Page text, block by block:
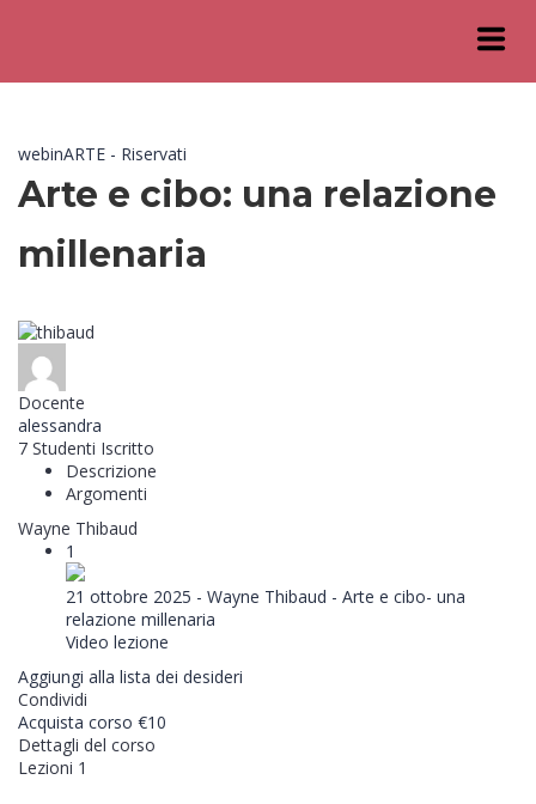
webinARTE - Riservati
Arte e cibo: una relazione
millenaria
Docente
alessandra
7 Studenti Iscritto
Descrizione
Argomenti
Wayne Thibaud
1
21 ottobre 2025 - Wayne Thibaud - Arte e cibo- una
relazione millenaria
Video lezione
Aggiungi alla lista dei desideri
Condividi
Acquista corso €10
Dettagli del corso
Lezioni 1